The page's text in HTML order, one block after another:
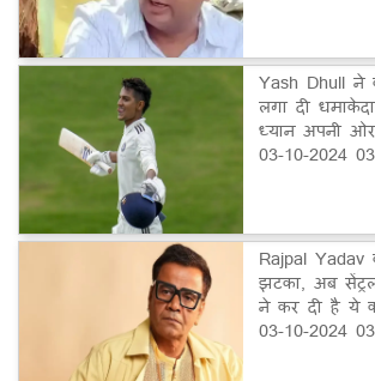
Yash Dhull ने
लगा दी
ध्यान अपनी
03-10-2024
Rajpal Yadav
झटका, अब
ने कर दी है ये
03-10-2024